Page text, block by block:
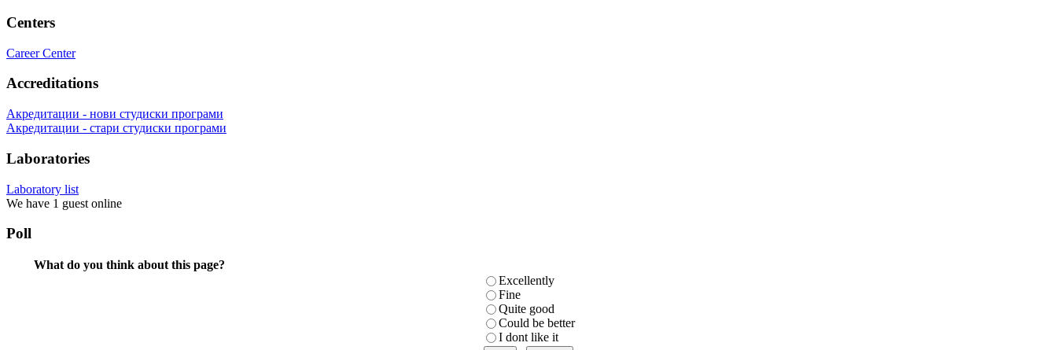
Centers
Career Center
Accreditations
Акредитации - нови студиски програми
Акредитации - стари студиски програми
Laboratories
Laboratory list
We have 1 guest online
Poll
What do you think about this page?
Excellently
Fine
Quite good
Could be better
I dont like it